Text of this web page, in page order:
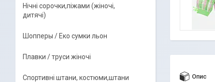
Опис
Нічні сорочки,піжами (жіночі,
дитячі)
Шопперы / Еко сумки льон
Плавки / труси жіночі
Спортивні штани, костюми,штани